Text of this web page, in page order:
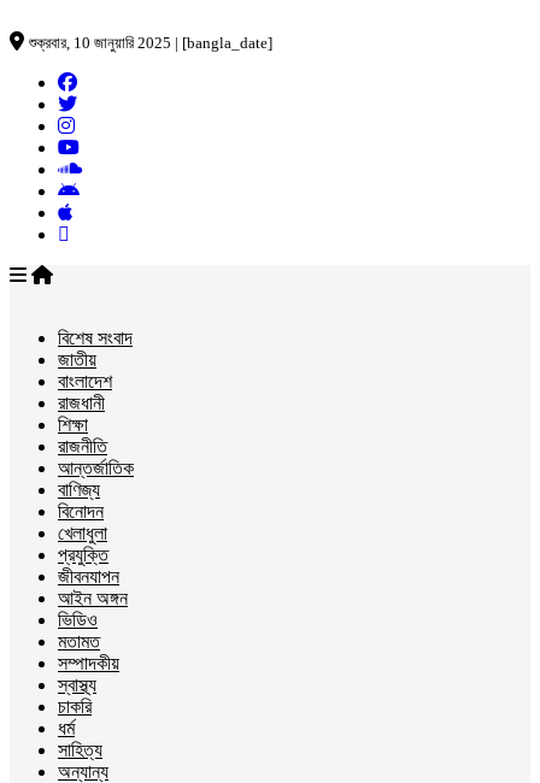
শুক্রবার, 10 জানুয়ারি 2025 | [bangla_date]
বিশেষ সংবাদ
জাতীয়
বাংলাদেশ
রাজধানী
শিক্ষা
রাজনীতি
আন্তর্জাতিক
বাণিজ্য
বিনোদন
খেলাধুলা
প্রযুক্তি
জীবনযাপন
আইন অঙ্গন
ভিডিও
মতামত
সম্পাদকীয়
স্বাস্থ্য
চাকরি
ধর্ম
সাহিত্য
অন্যান্য